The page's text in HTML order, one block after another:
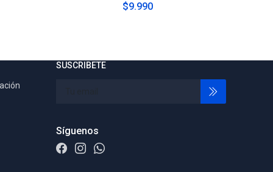
$9.990
SUSCRIBETE
Síguenos